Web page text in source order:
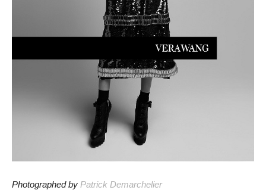
Photographed by Patrick Demarchelier